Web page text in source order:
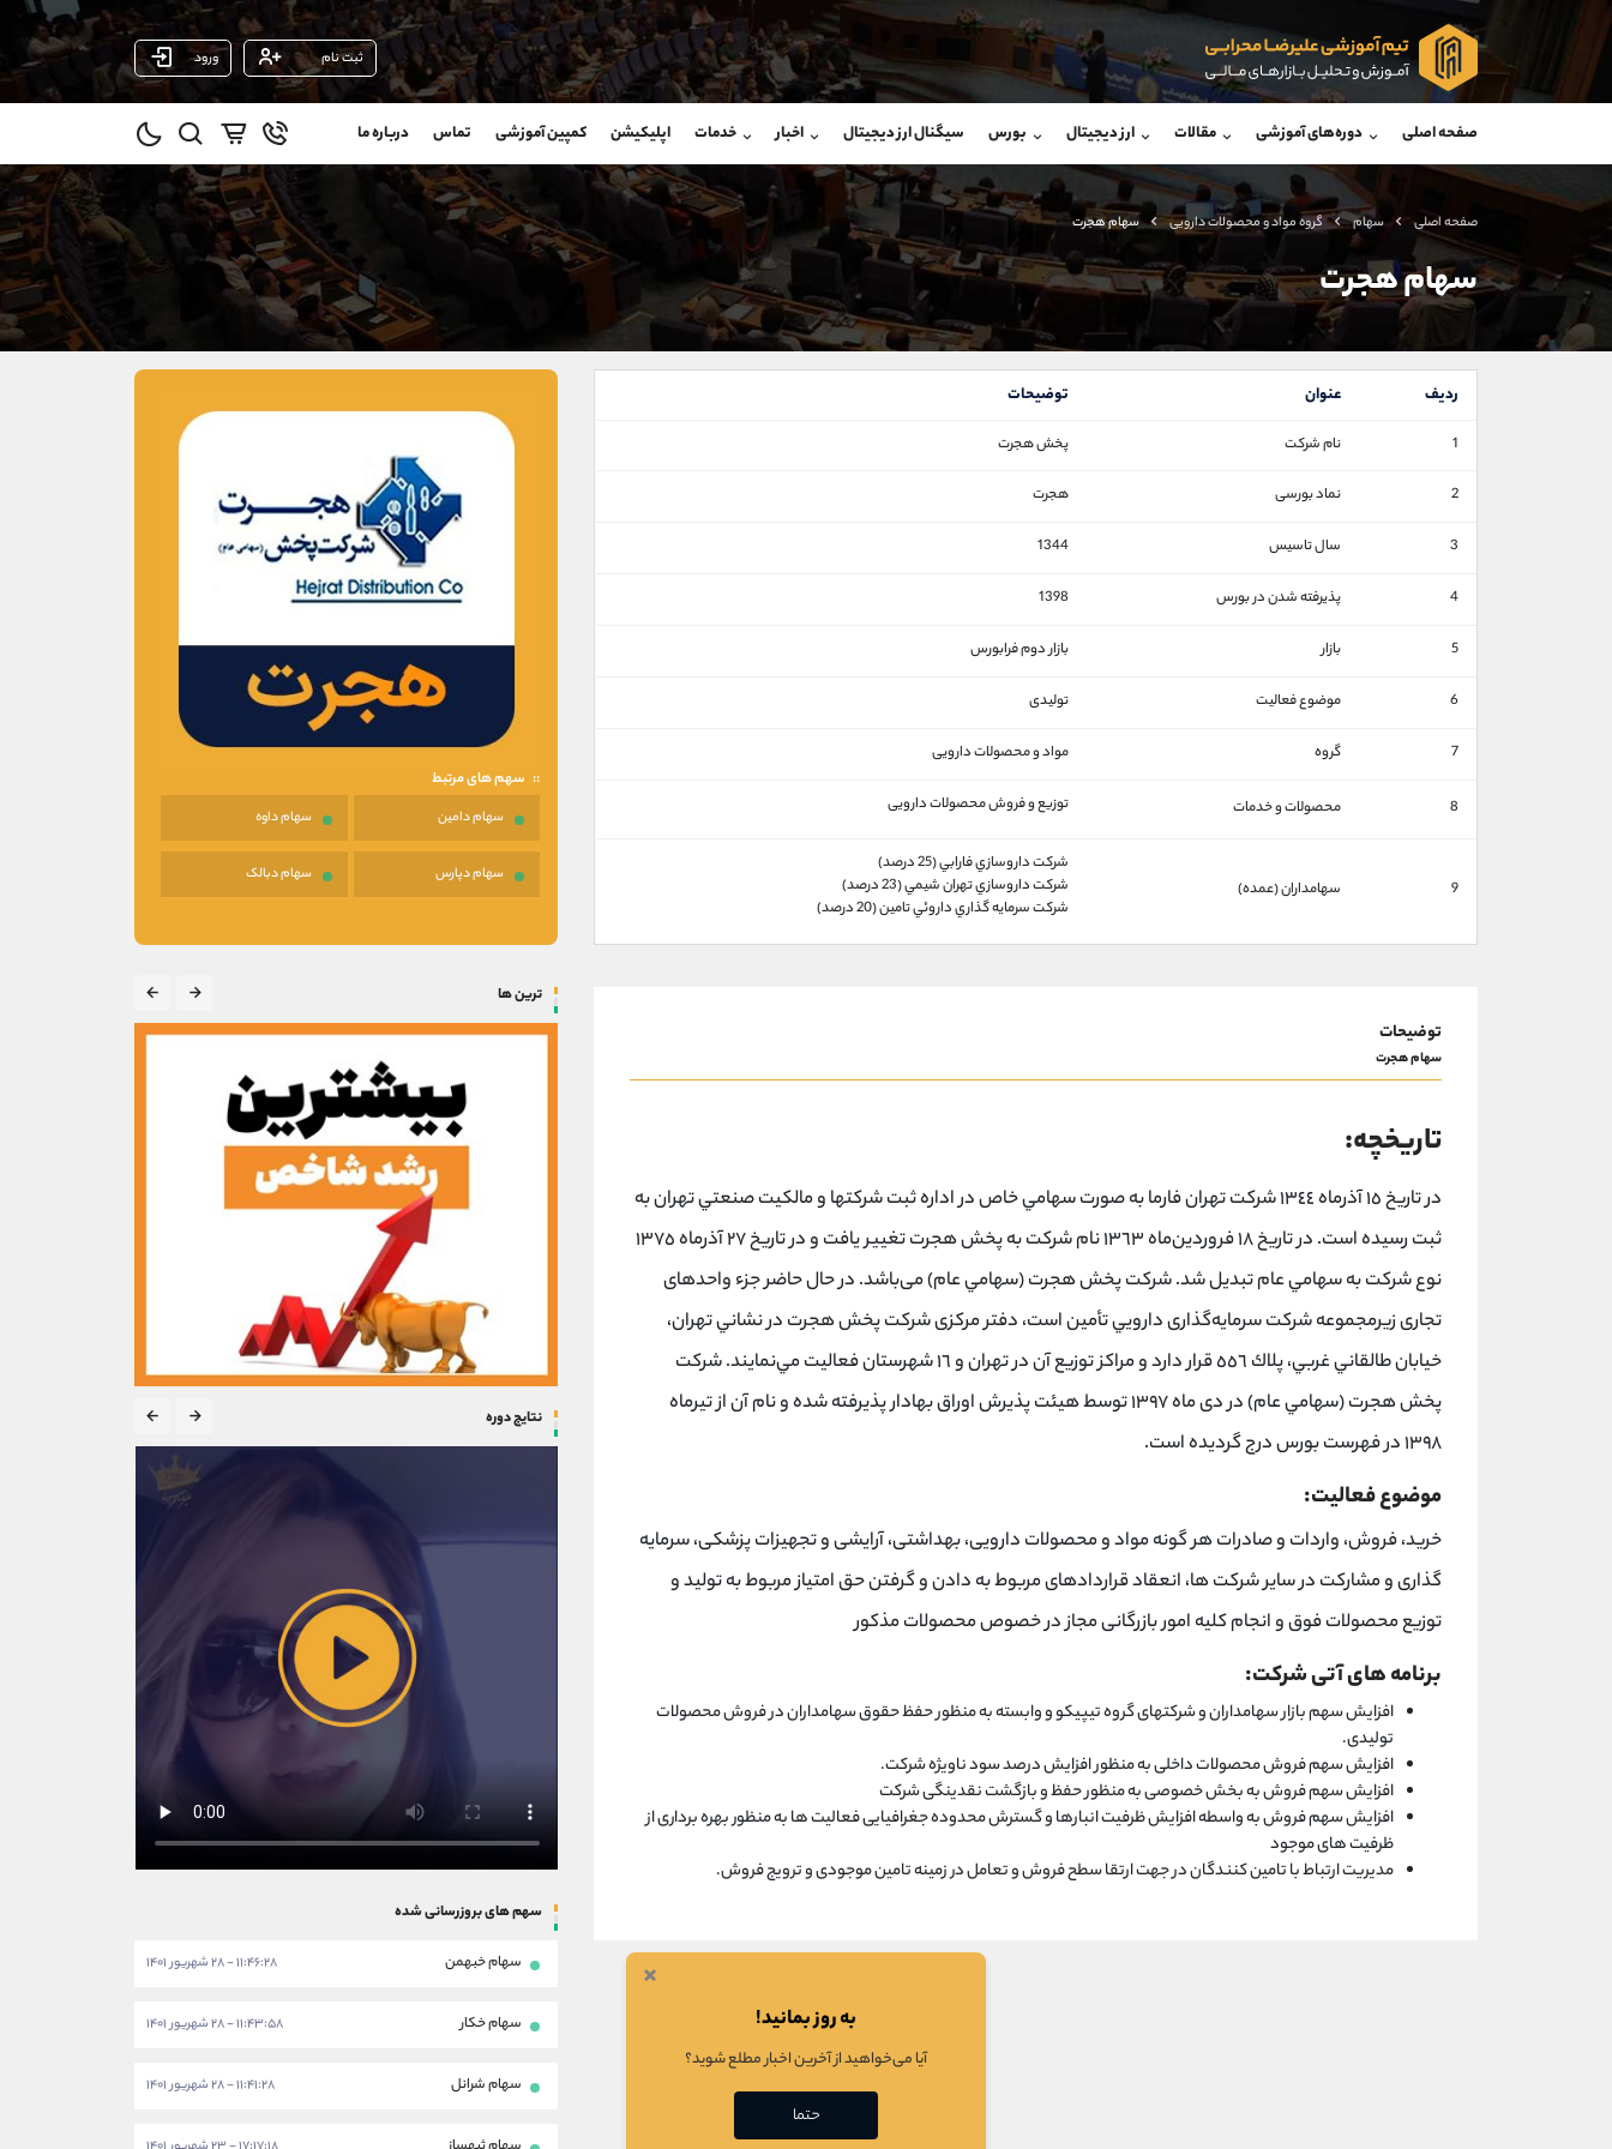
ثبت نام ورود
صفحه اصلی دوره‌های آموزشی مقالات ارز دیجیتال بورس سیگنال ارز دیجیتال اخبار خدمات اپلیکیشن کمپین آموزشی تماس درباره ما
صفحه اصلی سهام گروه مواد و محصولات دارويی سهام هجرت
سهام هجرت
ردیف عنوان توضیحات
1 نام شرکت پخش هجرت
2 نماد بورسی هجرت
3 سال تاسیس 1344
4 پذیرفته شدن در بورس 1398
5 بازار بازار دوم فرابورس
6 موضوع فعالیت تولیدی
7 گروه مواد و محصولات دارویی
8 محصولات و خدمات توزیع و فروش محصولات دارویی
9 سهامداران (عمده)
شركت داروسازي فارابي (25 درصد)
شركت داروسازي تهران شيمي (23 درصد)
شركت سرمايه گذاري داروئي تامين (20 درصد)
سهم های مرتبط
سهام دامين سهام داوه
سهام دپارس سهام دبالک
توضیحات
سهام هجرت
تاریخچه:
در ﺗﺎرﻳﺦ ١٥ آذرﻣﺎه ١٣٤٤ ﺷﺮﻛﺖ ﺗﻬﺮان ﻓﺎرﻣﺎ ﺑﻪ ﺻﻮرت ﺳﻬﺎﻣﻲ ﺧﺎص در اداره ﺛﺒﺖ ﺷﺮﻛﺘﻬﺎ و ﻣﺎﻟﻜﻴﺖ ﺻﻨﻌﺘﻲ ﺗﻬﺮان ﺑﻪ
ﺛﺒﺖ رﺳﻴﺪه اﺳﺖ. در ﺗﺎرﻳﺦ ١٨ ﻓﺮوردﻳﻦﻣﺎه ١٣٦٣ ﻧﺎم ﺷﺮﻛﺖ ﺑﻪ ﭘﺨﺶ ﻫﺠﺮت ﺗﻐﻴﻴﺮ ﻳﺎﻓﺖ و در ﺗﺎرﻳﺦ ٢٧ آذرﻣﺎه ١٣٧٥
ﻧﻮع ﺷﺮﻛﺖ ﺑﻪ ﺳﻬﺎﻣﻲ ﻋﺎم ﺗﺒﺪﻳﻞ ﺷﺪ. ﺷﺮﻛﺖ ﭘﺨﺶ ﻫﺠﺮت (ﺳﻬﺎﻣﻲ ﻋﺎم) می‌باﺷﺪ. در ﺣﺎل ﺣﺎﺿﺮ ﺟﺰء واﺣﺪﻫﺎى
ﺗﺠﺎرى زﻳﺮﻣﺠﻤﻮﻋﻪ ﺷﺮﻛﺖ ﺳﺮﻣﺎﻳﻪﮔﺬارى داروﻳﻲ ﺗﺄﻣﻴﻦ اﺳﺖ، دﻓﺘﺮ ﻣﺮﻛﺰى ﺷﺮﻛﺖ ﭘﺨﺶ ﻫﺠﺮت در ﻧﺸﺎﻧﻲ ﺗﻬﺮان،
ﺧﻴﺎﺑﺎن ﻃﺎﻟﻘﺎﻧﻲ ﻏﺮﺑﻲ، ﭘﻼك ٥٥٦ ﻗﺮار دارد و ﻣﺮاﻛﺰ ﺗﻮزﻳﻊ آن در ﺗﻬﺮان و ١٦ ﺷﻬﺮﺳﺘﺎن ﻓﻌﺎﻟﻴﺖ ﻣﻲﻧﻤﺎﻳﻨﺪ. ﺷﺮﻛﺖ
ﭘﺨﺶ ﻫﺠﺮت (ﺳﻬﺎﻣﻲ ﻋﺎم) در دى ﻣﺎه ١٣٩٧ ﺗﻮﺳﻂ ﻫﻴﺌﺖ ﭘﺬﻳﺮش اوراق ﺑﻬﺎدار ﭘﺬﻳﺮﻓﺘﻪ ﺷﺪه و ﻧﺎم آن از ﺗﻴﺮﻣﺎه
١٣٩٨ در ﻓﻬﺮﺳﺖ ﺑﻮرس درج ﮔﺮدﻳﺪه اﺳﺖ.
موضوع فعالیت:
خرید، فروش، واردات و صادرات هر گونه مواد و محصولات دارویی، بهداشتی، آرایشی و تجهیزات پزشکی، سرمایه
گذاری و مشارکت در سایر شرکت ها، انعقاد قراردادهای مربوط به دادن و گرفتن حق امتیاز مربوط به تولید و
توزیع محصولات فوق و انجام کلیه امور بازرگانی مجاز در خصوص محصولات مذکور
برنامه های آتی شرکت:
افزایش سهم بازار سهامداران و شرکتهای گروه تیپیکو و وابسته به منظور حفظ حقوق سهامداران در فروش محصولات
تولیدی.
افزایش سهم فروش محصولات داخلی به منظور افزایش درصد سود ناویژه شرکت.
افزایش سهم فروش به بخش خصوصی به منظور حفظ و بازگشت نقدینگی شرکت
افزایش سهم فروش به واسطه افزایش ظرفیت انبارها و گسترش محدوده جغرافیایی فعالیت ها به منظور بهره برداری از
ظرفیت های موجود
مدیریت ارتباط با تامین کنندگان در جهت ارتقا سطح فروش و تعامل در زمینه تامین موجودی و ترویج فروش.
ترین ها
نتایج دوره
سهم های بروزرسانی شده
سهام خبهمن ۱۱:۴۶:۲۸ - ۲۸ شهریور ۱۴۰۱
سهام خکار ۱۱:۴۳:۵۸ - ۲۸ شهریور ۱۴۰۱
سهام شرانل ۱۱:۴۱:۲۸ - ۲۸ شهریور ۱۴۰۱
واتساپ شروع گفتگو
@Armteam_admin_103
داخلی 103
واتساپ شروع گفتگو
تلگرام @Armteam_admin_104
104
شروع گفتگو
@Armteam_admin_por
داخلی 107
(یوسف فرخنده)
09194198792
واتساپ شروع گفتگو
تلگرام @Armteam_admin_33
اطلاعات تماس (دفتر فروش)
021-22021030
تلفن
بدون پیش شماره 90001030
کانال بله @alirezamehrabi_official
×
به روز بمانید!
آیا می‌خواهید از آخرین اخبار مطلع شوید؟
حتما